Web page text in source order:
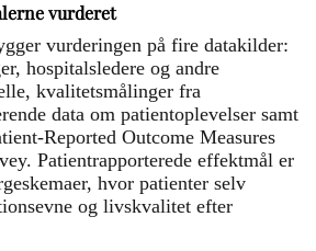
vurderet
vurderingen på fire datakilder:
hospitalsledere og andre
kvalitetsmålinger fra
data om patientoplevelser samt
Reported Outcome Measures
Patientrapporterede effektmål er
hvor patienter selv
og livskvalitet efter